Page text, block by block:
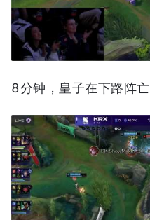
8分钟，皇子在下路阵亡